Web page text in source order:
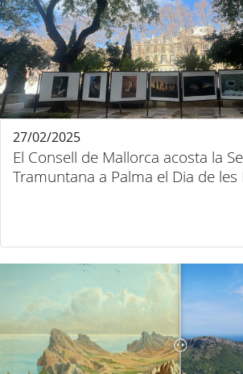
El Consell de Mallorca acosta la
Tramuntana a Palma el Dia de les
27/02/2025